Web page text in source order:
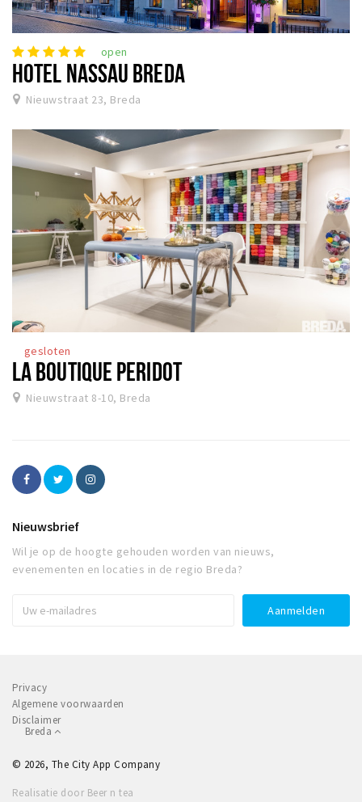
open
HOTEL NASSAU BREDA
Nieuwstraat 23, Breda
gesloten
LA BOUTIQUE PERIDOT
Nieuwstraat 8-10, Breda
Nieuwsbrief
Wil je op de hoogte gehouden worden van nieuws,
evenementen en locaties in de regio Breda?
Privacy
Algemene voorwaarden
Disclaimer
Breda
© 2026, The City App Company
Realisatie door Beer n tea